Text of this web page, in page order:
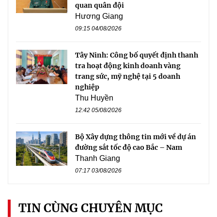
quan quân đội
Hương Giang
09:15 04/08/2026
Tây Ninh: Công bố quyết định thanh
tra hoạt động kinh doanh vàng
trang sức, mỹ nghệ tại 5 doanh
nghiệp
Thu Huyền
12:42 05/08/2026
Bộ Xây dựng thông tin mới về dự án
đường sắt tốc độ cao Bắc – Nam
Thanh Giang
07:17 03/08/2026
TIN CÙNG CHUYÊN MỤC